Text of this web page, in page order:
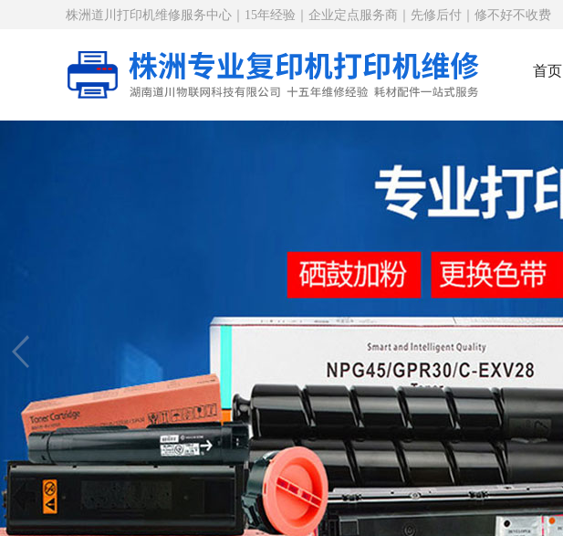
株洲道川打印机维修服务中心｜15年经验｜企业定点服务商｜先修后付｜修不好不收费
首页